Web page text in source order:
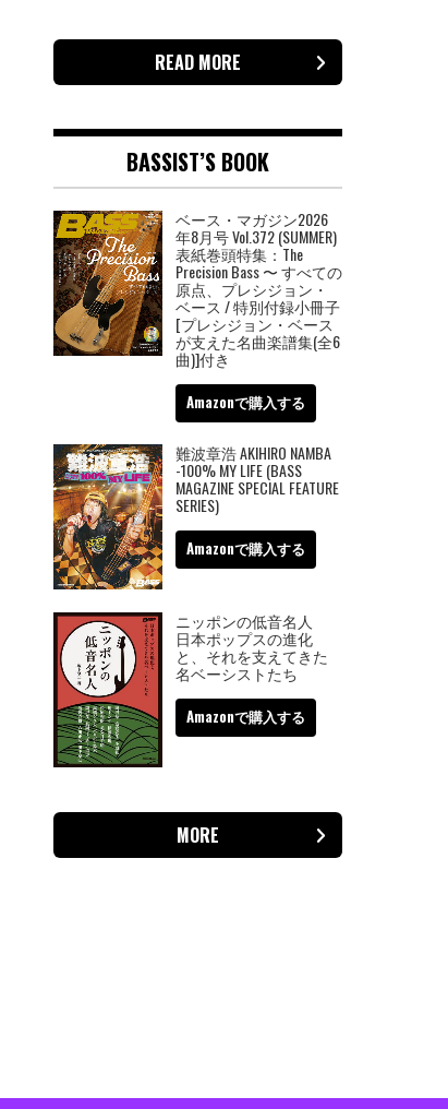
READ MORE
BASSIST’S BOOK
ベース・マガジン2026
年8月号 Vol.372 (SUMMER)
表紙巻頭特集：The
Precision Bass 〜 すべての
原点、プレシジョン・
ベース / 特別付録小冊子
[プレシジョン・ベース
が支えた名曲楽譜集(全6
曲)]付き
Amazonで購入する
難波章浩 AKIHIRO NAMBA
-100% MY LIFE (BASS
MAGAZINE SPECIAL FEATURE
SERIES)
Amazonで購入する
ニッポンの低音名人
日本ポップスの進化
と、それを支えてきた
名ベーシストたち
Amazonで購入する
MORE